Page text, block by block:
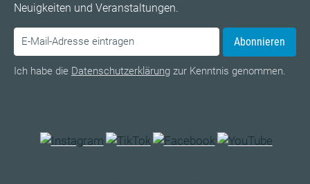
Neuigkeiten und Veranstaltungen.
Abonnieren
Ich habe die Datenschutzerklärung zur Kenntnis genommen.